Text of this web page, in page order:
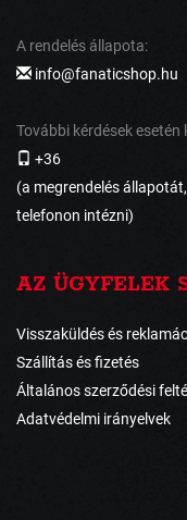
A rendelés állapota:
info@fanaticshop.hu
További kérdések
+36
(a megrendelés
telefonon intézni)
AZ ÜGYFELEK
Visszaküldés és
Szállítás és fizetés
Általános szerződési
Adatvédelmi irányelvek